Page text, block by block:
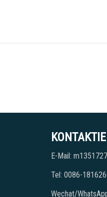
E-Mail:
Tel: 0086-
Wechat/